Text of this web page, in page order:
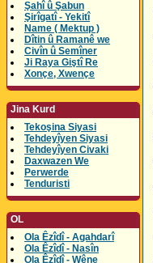
Şahî û Şabun
Şirîgatî - Yekitî
Name ( Mektup )
Dîtin û Ramanê we
Civîn û Semîner
Ji Raya Giştî Re
Xonçe, Xwençe
Jina Kurd
Tekoşina Siyasi
Tehdeyîyen Siyasi
Tehdeyîyen Civaki
Daxwazen We
Perwerde
Tenduristi
OL
Ola Êzîdî - Agahdarî
Ola Êzîdî - Nasîn
Ola Êzîdî - Wêne